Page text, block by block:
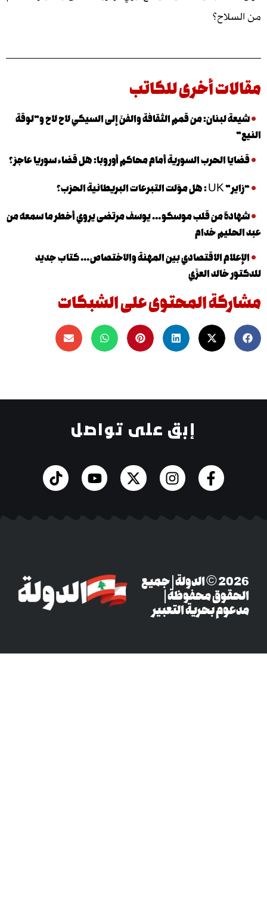
أخرى للكاتب
من قمم الثقافة والفنّ إلى السيكي لاح لاح و”لوقة
الحرب السورية أمام محاكم أوروبا: هل قضاء سوريا عاجز؟
من قلب موسكو… يوسف مرتضى يروي أخطر ما سمعه من
خدام
الاقتصادي بين المهنة والاختصاص… كتاب جديد
العزّي
المحتوى على الشبكات
إبق على تواصل
‎© 2026 الدولة | جميع
محفوظة |
بحرية التعبير